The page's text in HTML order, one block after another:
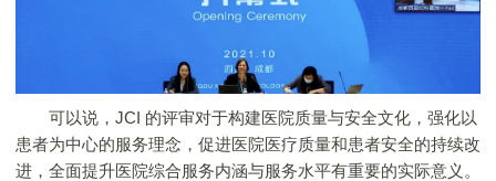
可以说，JCI 的评审对于构建医院质量与安全文化，强化以
患者为中心的服务理念，促进医院医疗质量和患者安全的持续改
进，全面提升医院综合服务内涵与服务水平有重要的实际意义。